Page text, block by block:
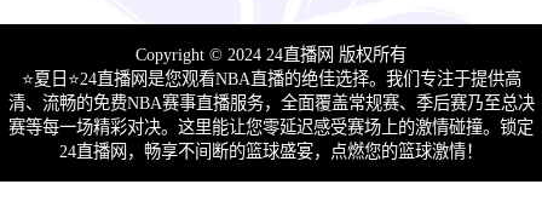
Copyright © 2024 24直播网 版权所有
⭐️夏日⭐24直播网是您观看NBA直播的绝佳选择。我们专注于提供高
清、流畅的免费NBA赛事直播服务，全面覆盖常规赛、季后赛乃至总决
赛等每一场精彩对决。这里能让您零延迟感受赛场上的激情碰撞。锁定
24直播网，畅享不间断的篮球盛宴，点燃您的篮球激情！